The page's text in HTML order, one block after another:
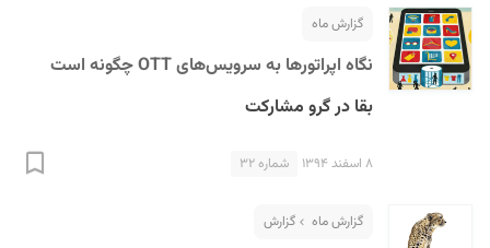
گزارش ماه
نگاه اپراتورها به سرویس‌های OTT چگونه است
بقا در گرو مشارکت
۸ اسفند ۱۳۹۴ شماره ۳۲
گزارش ماه گزارش